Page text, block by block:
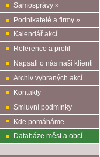
Samosprávy »
Podnikatelé a firmy »
Kalendář akcí
Reference a profil
Napsali o nás naši klienti
Archiv vybraných akcí
Kontakty
Smluvní podmínky
Kde pomáháme
Databáze měst a obcí